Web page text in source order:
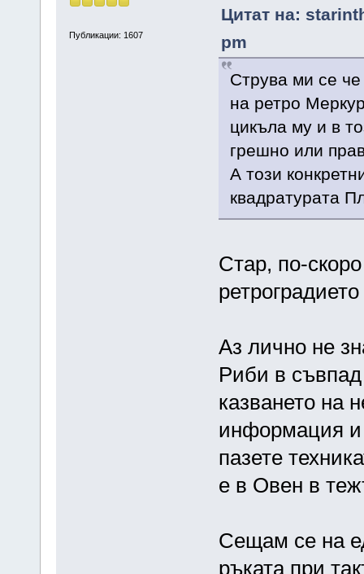
Публикации: 1607
Цитат на:
pm
Струва ми се че
на ретро
цикъла му и в
грешно или
А този
квадратурата
Стар, по-
Аз лично не
Риби в
казването на
информация и
пазете
е в Овен в
Сещам се на
ръката при